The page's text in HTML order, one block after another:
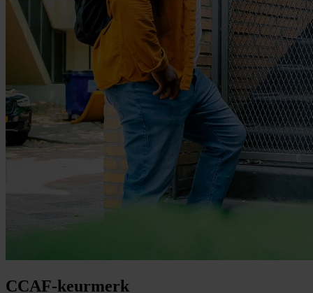
CCAF-keurmerk